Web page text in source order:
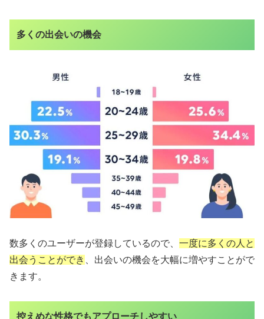
多くの出会いの機会
数多くのユーザーが登録しているので、 一度に多くの人と
出会うことができ
、出会いの機会を大幅に増やすことがで
きます。
控えめな性格でもアプローチしやすい